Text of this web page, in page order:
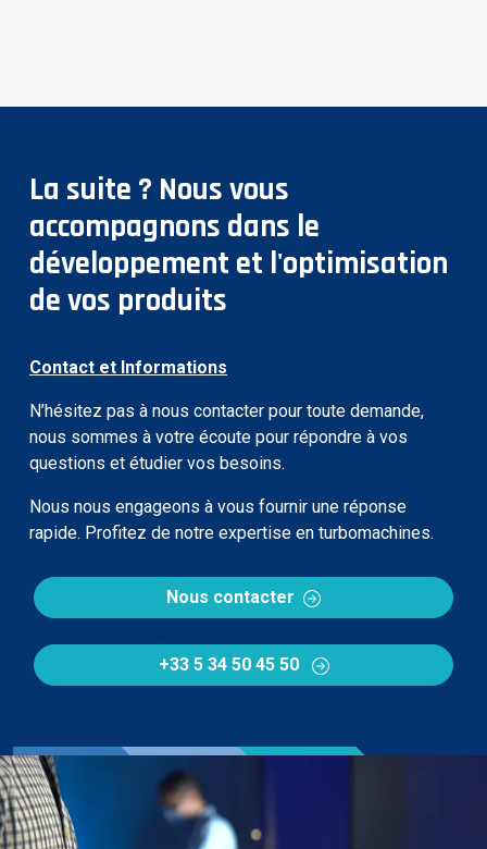
La suite ? Nous vous
accompagnons dans le
développement et l'optimisation
de vos produits
Contact et Informations
N’hésitez pas à nous contacter pour toute demande,
nous sommes à votre écoute pour répondre à vos
questions et étudier vos besoins.
Nous nous engageons à vous fournir une réponse
rapide. Profitez de notre expertise en turbomachines.
Nous contacter
+33 5 34 50 45 50